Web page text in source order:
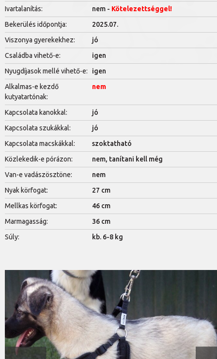
Ivartalanítás:
nem - Kötelezettséggel!
Bekerülés időpontja:
2025.07.
Viszonya gyerekekhez:
jó
Családba vihető-e:
igen
Nyugdíjasok mellé vihető-e:
igen
Alkalmas-e kezdő
kutyatartónak:
nem
Kapcsolata kanokkal:
jó
Kapcsolata szukákkal:
jó
Kapcsolata macskákkal:
szoktatható
Közlekedik-e pórázon:
nem, tanítani kell még
Van-e vadászösztöne:
nem
Nyak körfogat:
27 cm
Mellkas körfogat:
46 cm
Marmagasság:
36 cm
Súly:
kb. 6-8 kg